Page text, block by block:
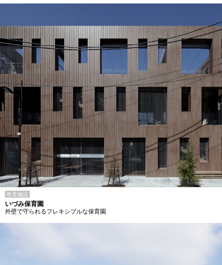
教育施設
いづみ保育園
外壁で守られるフレキシブルな保育園